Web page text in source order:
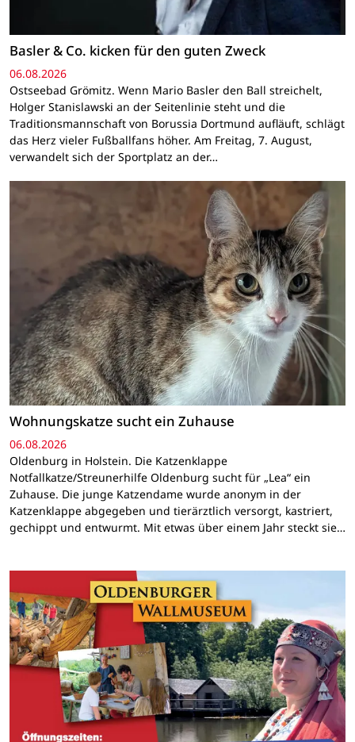
Basler & Co. kicken für den guten Zweck
06.08.2026
Ostseebad Grömitz. Wenn Mario Basler den Ball streichelt,
Holger Stanislawski an der Seitenlinie steht und die
Traditionsmannschaft von Borussia Dortmund aufläuft, schlägt
das Herz vieler Fußballfans höher. Am Freitag, 7. August,
verwandelt sich der Sportplatz an der…
Wohnungskatze sucht ein Zuhause
06.08.2026
Oldenburg in Holstein. Die Katzenklappe
Notfallkatze/Streunerhilfe Oldenburg sucht für „Lea“ ein
Zuhause. Die junge Katzendame wurde anonym in der
Katzenklappe abgegeben und tierärztlich versorgt, kastriert,
gechippt und entwurmt. Mit etwas über einem Jahr steckt sie…